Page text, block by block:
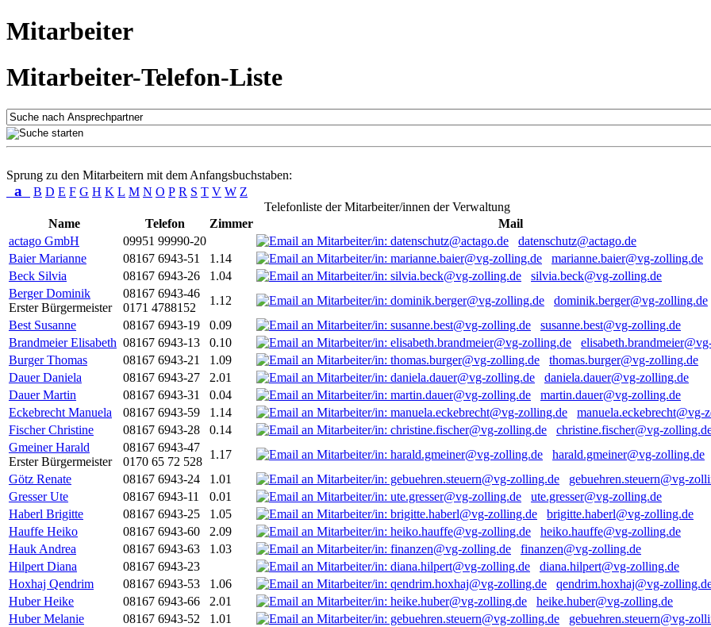
Mitarbeiter
Mitarbeiter-Telefon-Liste
Sprung zu den Mitarbeitern mit dem Anfangsbuchstaben:
a B D E F G H K L M N O P R S T V W Z
Telefonliste der Mitarbeiter/innen der Verwaltung
Name
Telefon Zimmer
Mail
actago GmbH
09951 99990-20
datenschutz@actago.de
Baier Marianne
08167 6943-51 1.14
marianne.baier@vg-zolling.de
Beck Silvia
08167 6943-26 1.04
silvia.beck@vg-zolling.de
Berger Dominik
Erster Bürgermeister
08167 6943-46
0171 4788152
1.12
dominik.berger@vg-zolling.de
Best Susanne
08167 6943-19 0.09
susanne.best@vg-zolling.de
Brandmeier Elisabeth 08167 6943-13 0.10
Burger Thomas
08167 6943-21 1.09
thomas.burger@vg-zolling.de
Dauer Daniela
08167 6943-27 2.01
daniela.dauer@vg-zolling.de
Dauer Martin
08167 6943-31 0.04
martin.dauer@vg-zolling.de
Eckebrecht Manuela
08167 6943-59 1.14
manuela.eckebrecht@vg-
Fischer Christine
08167 6943-28 0.14
christine.fischer@vg-
Gmeiner Harald
Erster Bürgermeister
08167 6943-47
0170 65 72 528
1.17
harald.gmeiner@vg-zolling.de
Götz Renate
08167 6943-24 1.01
gebuehren.steuern@vg-
Gresser Ute
08167 6943-11 0.01
ute.gresser@vg-zolling.de
Haberl Brigitte
08167 6943-25 1.05
brigitte.haberl@vg-zolling.de
Hauffe Heiko
08167 6943-60 2.09
heiko.hauffe@vg-zolling.de
Hauk Andrea
08167 6943-63 1.03
finanzen@vg-zolling.de
Hilpert Diana
08167 6943-23
diana.hilpert@vg-zolling.de
Hoxhaj Qendrim
08167 6943-53 1.06
qendrim.hoxhaj@vg-
Huber Heike
08167 6943-66 2.01
heike.huber@vg-zolling.de
Huber Melanie
08167 6943-52 1.01
gebuehren.steuern@vg-